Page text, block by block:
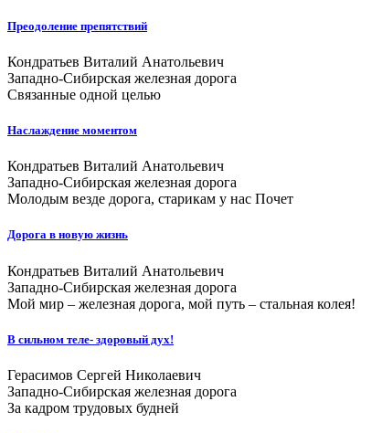
Преодоление препятствий
Кондратьев Виталий Анатольевич
Западно-Сибирская железная дорога
Связанные одной целью
Наслаждение моментом
Кондратьев Виталий Анатольевич
Западно-Сибирская железная дорога
Молодым везде дорога, старикам у нас Почет
Дорога в новую жизнь
Кондратьев Виталий Анатольевич
Западно-Сибирская железная дорога
Мой мир – железная дорога, мой путь – стальная колея!
В сильном теле- здоровый дух!
Герасимов Сергей Николаевич
Западно-Сибирская железная дорога
За кадром трудовых будней